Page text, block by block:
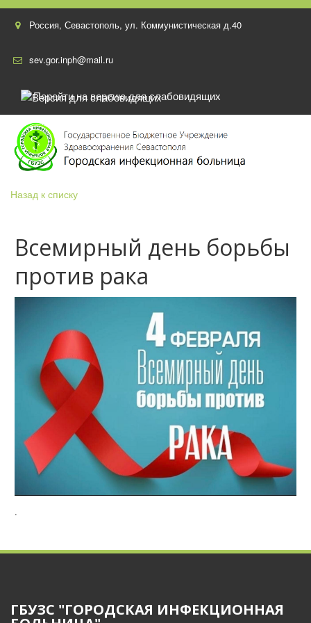
Россия, Севастополь, ул. Коммунистическая д.40
sev.gor.inph@mail.ru
Перейти на версию для слабовидящих
Назад к списку
Всемирный день борьбы
против рака
.
ГБУЗС "ГОРОДСКАЯ ИНФЕКЦИОННАЯ